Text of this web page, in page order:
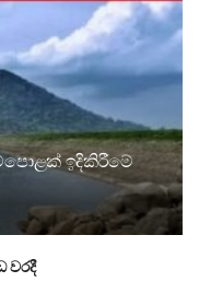
ඉදිකිරීමේ
වරදී